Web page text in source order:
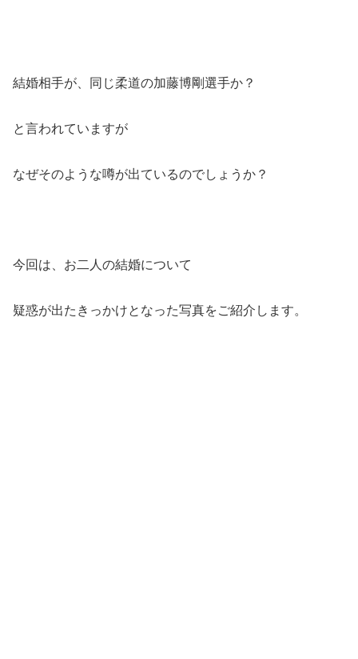
結婚相手が、同じ柔道の加藤博剛選手か？
と言われていますが
なぜそのような噂が出ているのでしょうか？
今回は、お二人の結婚について
疑惑が出たきっかけとなった写真をご紹介します。